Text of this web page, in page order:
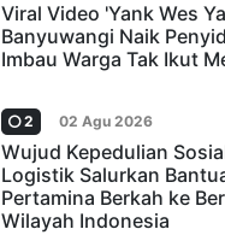
Viral Video 'Yank Wes
Banyuwangi Naik
Imbau Warga Tak Ikut
2 02 Agu 2026
Wujud Kepedulian
Logistik Salurkan
Pertamina Berkah ke
Wilayah Indonesia